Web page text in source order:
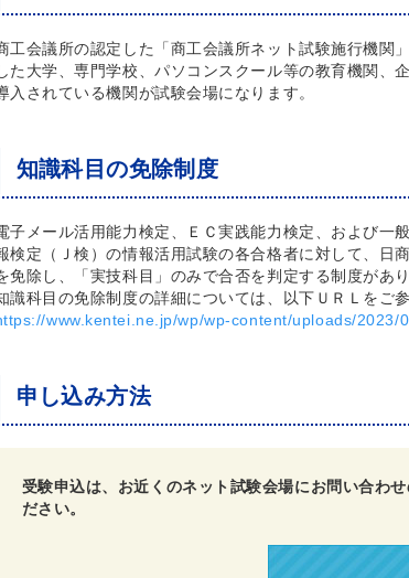
工会議所の認定した「商工会議所ネット試験施行機関
た大学、専門学校、パソコンスクール等の教育機関、
入されている機関が試験会場になります。
知識科目の免除制度
子メール活用能力検定、ＥＣ実践能力検定、および一
検定（Ｊ検）の情報活用試験の各合格者に対して、日
免除し、「実技科目」のみで合否を判定する制度があり
識科目の免除制度の詳細については、以下ＵＲＬをご参
www.kentei.ne.jp/wp/wp-content/uploads/2023/
申し込み方法
受験申込は、お近くのネット試験会場にお問い合わ
ださい。